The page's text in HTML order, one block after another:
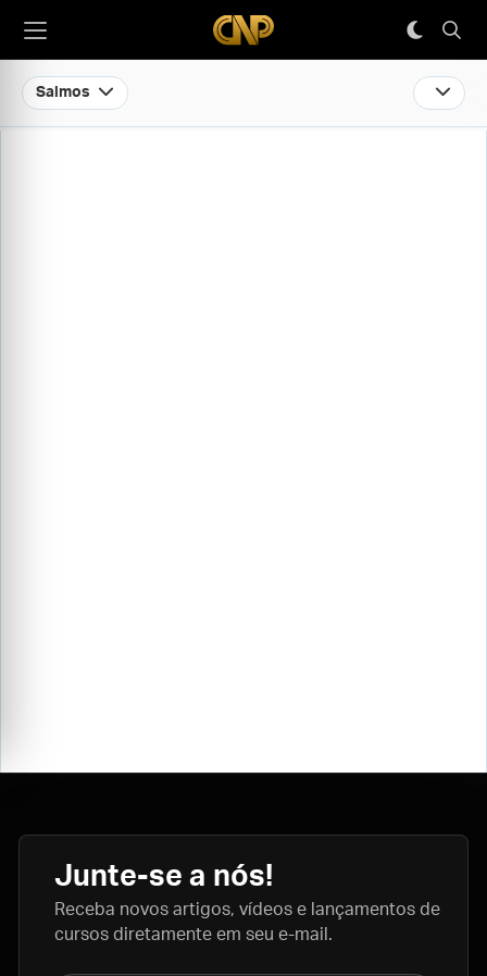
Salmos
Junte-se a nós!
Receba novos artigos, vídeos e lançamentos de
cursos diretamente em seu e-mail.